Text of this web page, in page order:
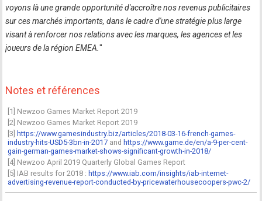
voyons là une grande opportunité d'accroître nos revenus publicitaires
sur ces marchés importants, dans le cadre d'une stratégie plus large
visant à renforcer nos relations avec les marques, les agences et les
joueurs de la région EMEA."
Notes et références
[1] Newzoo Games Market Report 2019
[2] Newzoo Games Market Report 2019
[3] https://www.gamesindustry.biz/articles/2018-03-16-french-games-
industry-hits-USD5-3bn-in-2017 and https://www.game.de/en/a-9-per-cent-
gain-german-games-market-shows-significant-growth-in-2018/
[4] Newzoo April 2019 Quarterly Global Games Report
[5] IAB results for 2018 :https://www.iab.com/insights/iab-internet-
advertising-revenue-report-conducted-by-pricewaterhousecoopers-pwc-2/